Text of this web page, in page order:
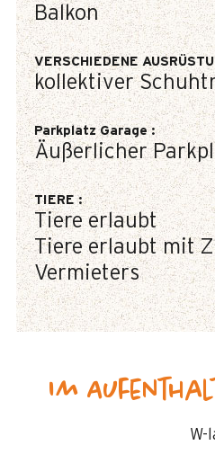
Balkon
VERSCHIEDENE
kollektiver
Parkplatz Garage:
Äußerlicher
TIERE:
Tiere erlaubt
Tiere erlaubt mit
Vermieters
Im
W-